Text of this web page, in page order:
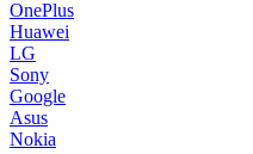
OnePlus
Huawei
LG
Sony
Google
Asus
Nokia